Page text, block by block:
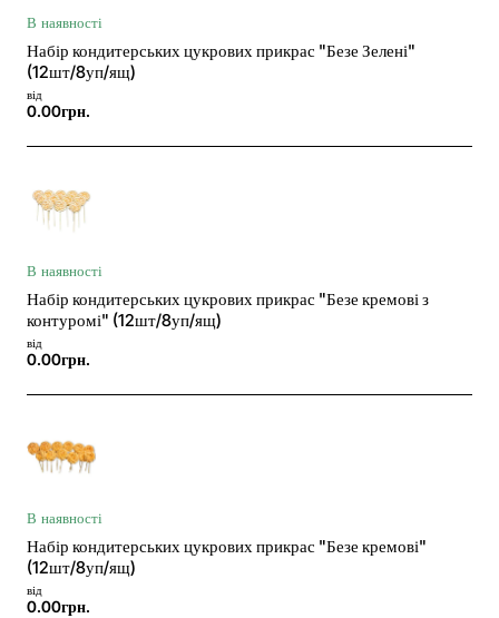
В наявності
Набір кондитерських цукрових прикрас "Безе Зелені"
(12шт/8уп/ящ)
від
0.00грн.
В наявності
Набір кондитерських цукрових прикрас "Безе кремові з
контуромі" (12шт/8уп/ящ)
від
0.00грн.
В наявності
Набір кондитерських цукрових прикрас "Безе кремові"
(12шт/8уп/ящ)
від
0.00грн.